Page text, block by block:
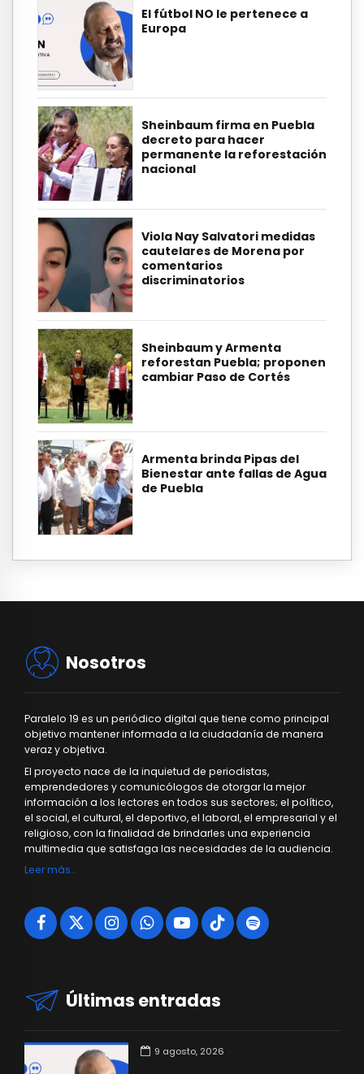
El fútbol NO le pertenece a
Europa
Sheinbaum firma en Puebla
decreto para hacer
permanente la reforestación
nacional
Viola Nay Salvatori medidas
cautelares de Morena por
comentarios
discriminatorios
Sheinbaum y Armenta
reforestan Puebla; proponen
cambiar Paso de Cortés
Armenta brinda Pipas del
Bienestar ante fallas de Agua
de Puebla
Nosotros
Paralelo 19 es un periódico digital que tiene como principal
objetivo mantener informada a la ciudadanía de manera
veraz y objetiva.
El proyecto nace de la inquietud de periodistas,
emprendedores y comunicólogos de otorgar la mejor
información a los lectores en todos sus sectores; el político,
el social, el cultural, el deportivo, el laboral, el empresarial y el
religioso, con la finalidad de brindarles una experiencia
multimedia que satisfaga las necesidades de la audiencia.
Leer más…
Últimas entradas
9 agosto, 2026